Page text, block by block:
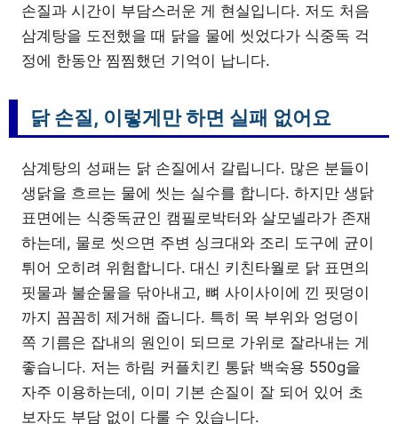
손질과 시간이 부담스러운 게 현실입니다. 저도 처음
삼계탕을 도전했을 때 닭을 물에 씻었다가 식중독 걱
정에 한동안 찜찜했던 기억이 납니다.
닭 손질, 이렇게만 하면 실패 없어요
삼계탕의 성패는 닭 손질에서 갈립니다. 많은 분들이
생닭을 흐르는 물에 씻는 실수를 합니다. 하지만 생닭
표면에는 식중독균인 캠필로박터와 살모넬라가 존재
하는데, 물로 씻으면 주변 싱크대와 조리 도구에 균이
튀어 오히려 위험합니다. 대신 키친타월로 닭 표면의
핏물과 불순물을 닦아내고, 뼈 사이사이에 낀 핏덩이
까지 꼼꼼히 제거해 줍니다. 특히 목 부위와 엉덩이
쪽 기름은 잡내의 원인이 되므로 가위로 잘라내는 게
좋습니다. 저는 하림 커플치킨 통닭 백숙용 550g을
자주 이용하는데, 이미 기본 손질이 잘 되어 있어 초
보자도 부담 없이 다룰 수 있습니다.